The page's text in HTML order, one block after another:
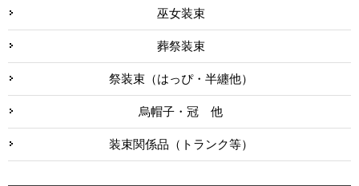
巫女装束
葬祭装束
祭装束（はっぴ・半纏他）
烏帽子・冠 他
装束関係品（トランク等）